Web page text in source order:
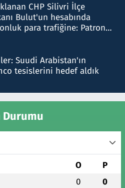
CHP Silivri İlçe
Bulut'un hesabında
para trafiğine: Patron
Suudi Arabistan'ın
tesislerini hedef aldık
Durumu
O P
0 0